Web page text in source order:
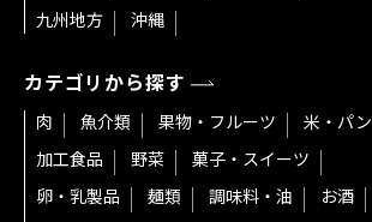
九州地方
沖縄
カテゴリから探す
肉 魚介類 果物・フルーツ
米・パン
加工食品
野菜
菓子・スイーツ
卵・乳製品
麺類 調味料・油
お酒